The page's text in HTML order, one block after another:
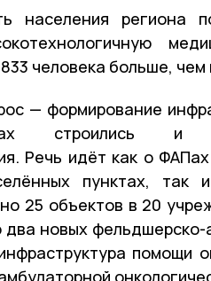
населения региона
человека больше,
— формирование
строились и
Речь идёт как о
пунктах,
25 объектов в 20
два новых фельдшерско-
помощи